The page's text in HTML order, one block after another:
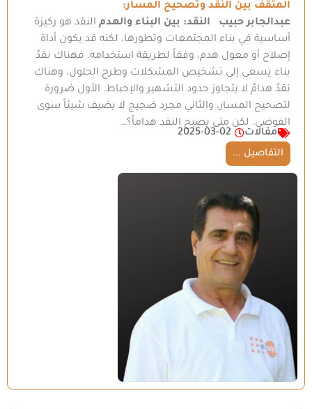
المثقف بين النقد وتصحيح المسار:
عبدالجابر حبيب
النقد: بين البناء والهدم النقد هو ركيزة
أساسية في بناء المجتمعات وتطورها، لكنه قد يكون أداة
إصلاح أو معول هدم، وفقاً لطريقة استخدامه. فهناك نقدٌ
بناء يسعى إلى تشخيص المشكلات وطرح الحلول، وهناك
نقدٌ هدامٌ لا يتجاوز حدود التشهير والإحباط. الأول ضرورة
لتصحيح المسار، والثاني مجرد ضجيج لا يضيف شيئاً سوى
الفوضى. لكن متى يصبح النقد هداماً؟…
مقالات
2025-03-02
التفاصيل ...